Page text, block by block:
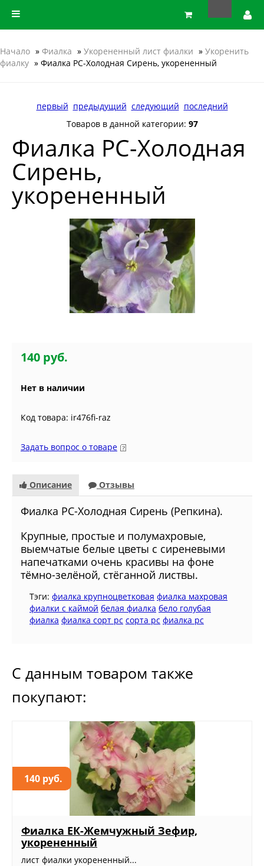
Начало » Фиалка » Укорененный лист фиалки » Укоренить
фиалку » Фиалка РС-Холодная Сирень, укорененный
первый предыдущий следующий последний
Товаров в данной категории: 97
Фиалка РС-Холодная
Сирень,
укорененный
140 руб.
Нет в наличии
Код товара: ir476fi-raz
Задать вопрос о товаре
Описание Отзывы
Фиалка РС-Холодная Сирень (Репкина).
Крупные, простые и полумахровые,
выемчатые белые цветы с сиреневыми
напечатками очень красивы на фоне
тёмно-зелёной, стёганной листвы.
Тэги: фиалка крупноцветковая фиалка махровая
фиалки с каймой белая фиалка бело голубая
фиалка фиалка сорт рс сорта рс фиалка рс
С данным товаром также
покупают:
140 руб.
Фиалка ЕК-Жемчужный Зефир,
укорененный
лист фиалки укорененный...